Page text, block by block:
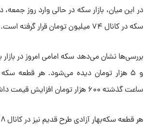
در این میان، بازار سکه در حالی وارد روز
سکه در کانال ۷۴ میلیون تومان قرار گرفته است.
ساعت گذشته ۶۰۰ هزار تومان افزایش قیمت داشته است.